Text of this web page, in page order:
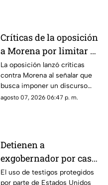
Críticas de la oposición
a Morena por limitar el
debate político
La oposición lanzó críticas
contra Morena al señalar que
busca imponer un discurso
único y limitar las voces que
agosto 07, 2026 06:47 p. m.
Detienen a
exgobernador por caso
Ayotzinapa y desaforan
El uso de testigos protegidos
por parte de Estados Unidos